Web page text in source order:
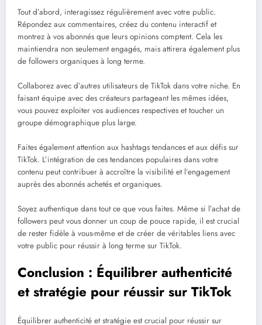
Tout d’abord, interagissez régulièrement avec votre public.
Répondez aux commentaires, créez du contenu interactif et
montrez à vos abonnés que leurs opinions comptent. Cela les
maintiendra non seulement engagés, mais attirera également plus
de followers organiques à long terme.
Collaborez avec d’autres utilisateurs de TikTok dans votre niche. En
faisant équipe avec des créateurs partageant les mêmes idées,
vous pouvez exploiter vos audiences respectives et toucher un
groupe démographique plus large.
Faites également attention aux hashtags tendances et aux défis sur
TikTok. L’intégration de ces tendances populaires dans votre
contenu peut contribuer à accroître la visibilité et l’engagement
auprès des abonnés achetés et organiques.
Soyez authentique dans tout ce que vous faites. Même si l’achat de
followers peut vous donner un coup de pouce rapide, il est crucial
de rester fidèle à vous-même et de créer de véritables liens avec
votre public pour réussir à long terme sur TikTok.
Conclusion : Équilibrer authenticité
et stratégie pour réussir sur TikTok
Équilibrer authenticité et stratégie est crucial pour réussir sur